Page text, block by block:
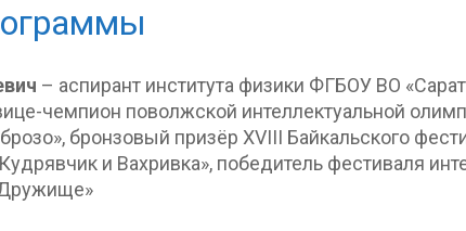
– аспирант института физики ФГБОУ ВО
чемпион поволжской интеллектуальной
бронзовый призёр XVIII Байкальского
и Вахривка», победитель фестиваля